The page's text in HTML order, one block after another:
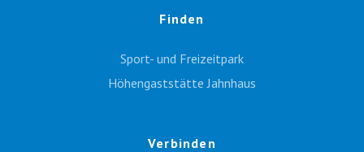
Finden
Sport- und Freizeitpark
Höhengaststätte Jahnhaus
Verbinden